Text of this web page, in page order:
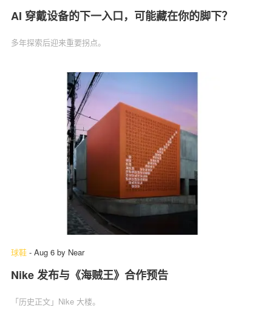
AI 穿戴设备的下一入口，可能藏在你的脚下？
多年探索后迎来重要拐点。
球鞋 - Aug 6 by Near
Nike 发布与《海贼王》合作预告
「历史正文」Nike 大楼。